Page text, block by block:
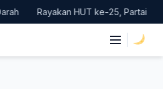
Rayakan HUT ke-25, Partai